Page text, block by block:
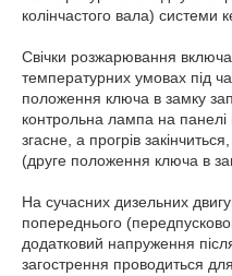
колінчастого вала) системи
Свічки розжарювання
температурних умовах під
положення ключа в замку
контрольна лампа на панелі
згасне, а прогрів
(друге положення ключа в
На сучасних дизельних
попереднього
додатковий напруження
загострення проводиться